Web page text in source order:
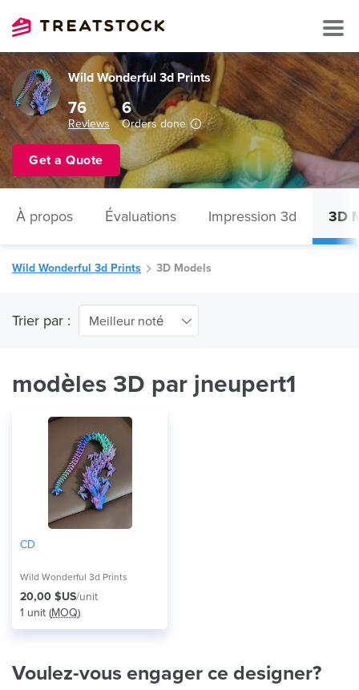
Wild Wonderful 3d Prints
76
Reviews
6
Orders done
Get a Quote
À propos Évaluations Impression 3d 3D
Wild Wonderful 3d Prints 3D Models
Trier par : Meilleur noté
modèles 3D par jneupert1
CD
Wild Wonderful 3d Prints
20,00 $US/unit
1 unit (MOQ)
Voulez-vous engager ce designer?